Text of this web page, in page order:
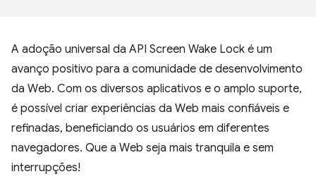
A adoção universal da API Screen Wake Lock é um
avanço positivo para a comunidade de desenvolvimento
da Web. Com os diversos aplicativos e o amplo suporte,
é possível criar experiências da Web mais confiáveis e
refinadas, beneficiando os usuários em diferentes
navegadores. Que a Web seja mais tranquila e sem
interrupções!